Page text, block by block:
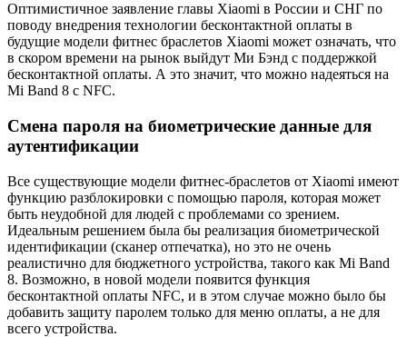
Оптимистичное заявление главы Xiaomi в России и СНГ по
поводу внедрения технологии бесконтактной оплаты в
будущие модели фитнес браслетов Xiaomi может означать, что
в скором времени на рынок выйдут Ми Бэнд с поддержкой
бесконтактной оплаты. А это значит, что можно надеяться на
Mi Band 8 с NFC.
Смена пароля на биометрические данные для
аутентификации
Все существующие модели фитнес-браслетов от Xiaomi имеют
функцию разблокировки с помощью пароля, которая может
быть неудобной для людей с проблемами со зрением.
Идеальным решением была бы реализация биометрической
идентификации (сканер отпечатка), но это не очень
реалистично для бюджетного устройства, такого как Mi Band
8. Возможно, в новой модели появится функция
бесконтактной оплаты NFC, и в этом случае можно было бы
добавить защиту паролем только для меню оплаты, а не для
всего устройства.